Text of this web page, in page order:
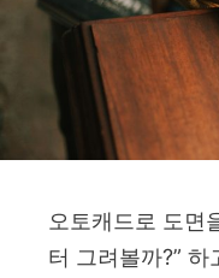
오토캐드로 도면
터 그려볼까?”